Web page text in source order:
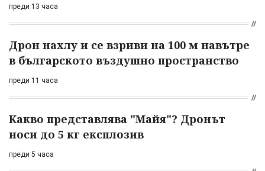
преди 13 часа
Дрон нахлу и се взриви на 100 м навътре
в българското въздушно пространство
преди 11 часа
Какво представлява "Майя"? Дронът
носи до 5 кг експлозив
преди 5 часа